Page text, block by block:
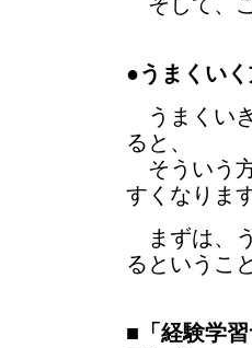
●うまくい
うまくい
ると、
そういう
すくなります
まずは、
るというこ
■ 「経験学